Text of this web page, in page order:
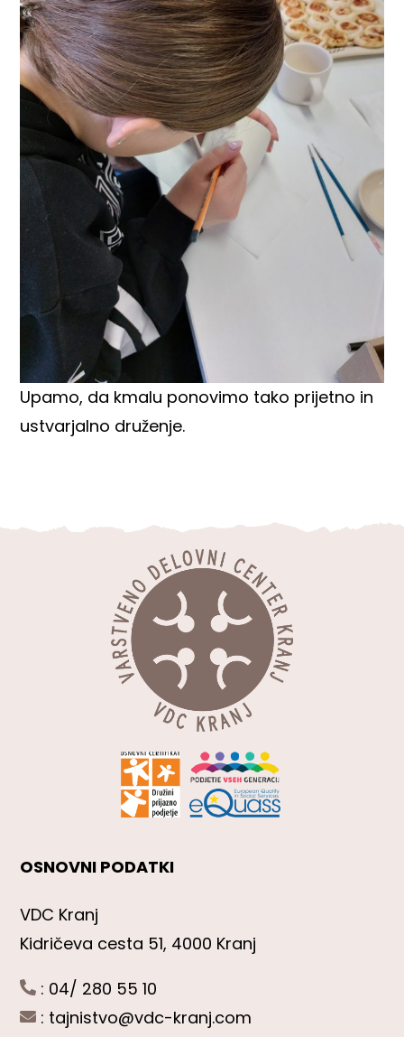
Upamo, da kmalu ponovimo tako prijetno in
ustvarjalno druženje.
OSNOVNI PODATKI
VDC Kranj
Kidričeva cesta 51, 4000 Kranj
: 04/ 280 55 10
: tajnistvo@vdc-kranj.com